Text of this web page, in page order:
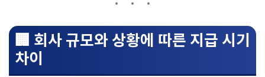
🏢 회사 규모와 상황에 따른 지급 시기
차이